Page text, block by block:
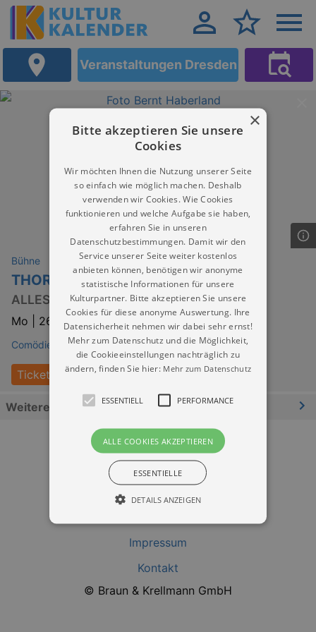
Veranstaltungen Dresden
Bühne
THORSTEN HAVENER
ALLES KOPFSACHE?
Mo | 26.10.2026 | 20:00
Comödie Dresden
Tickets
Weitere Informationen
Impressum
Kontakt
© Braun & Krellmann GmbH
×
Bitte akzeptieren Sie unsere
Cookies
Wir möchten Ihnen die Nutzung unserer Seite
so einfach wie möglich machen. Deshalb
verwenden wir Cookies. Wie Cookies
funktionieren und welche Aufgabe sie haben,
erfahren Sie in unseren
Datenschutzbestimmungen. Damit wir den
Service unserer Seite weiter kostenlos
anbieten können, benötigen wir anonyme
statistische Informationen für unsere
Kulturpartner. Bitte akzeptieren Sie unsere
Cookies für diese anonyme Auswertung. Ihre
Datensicherheit nehmen wir dabei sehr ernst!
Mehr zum Datenschutz und die Möglichkeit,
die Cookieeinstellungen nachträglich zu
ändern, finden Sie hier: Mehr zum Datenschutz
ESSENTIELL PERFORMANCE
ALLE COOKIES AKZEPTIEREN
ESSENTIELLE
DETAILS ANZEIGEN
grundlegenden Funktionen unserer Webseite